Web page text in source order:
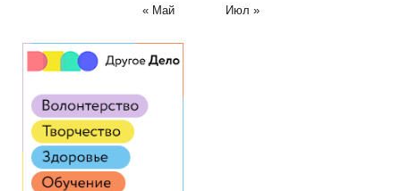
« Май Июл »